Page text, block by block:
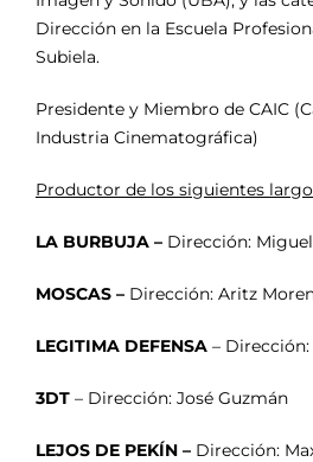
Dirección en la Escuela
Subiela.
Presidente y Miembro de CAIC
Industria Cinematográfica)
Productor de los siguientes
LA BURBUJA – Dirección:
MOSCAS – Dirección: Aritz
LEGITIMA DEFENSA– Dirección:
3DT– Dirección: José Guzmán
LEJOS DE PEKÍN – Dirección: